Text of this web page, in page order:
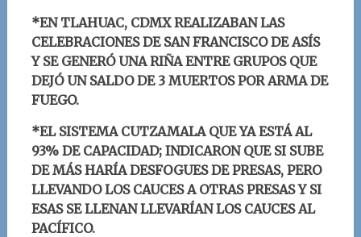
*EN TLAHUAC, CDMX REALIZABAN LAS
CELEBRACIONES DE SAN FRANCISCO DE ASÍS
Y SE GENERÓ UNA RIÑA ENTRE GRUPOS QUE
DEJÓ UN SALDO DE 3 MUERTOS POR ARMA DE
FUEGO.
*EL SISTEMA CUTZAMALA QUE YA ESTÁ AL
93% DE CAPACIDAD; INDICARON QUE SI SUBE
DE MÁS HARÍA DESFOGUES DE PRESAS, PERO
LLEVANDO LOS CAUCES A OTRAS PRESAS Y SI
ESAS SE LLENAN LLEVARÍAN LOS CAUCES AL
PACÍFICO.